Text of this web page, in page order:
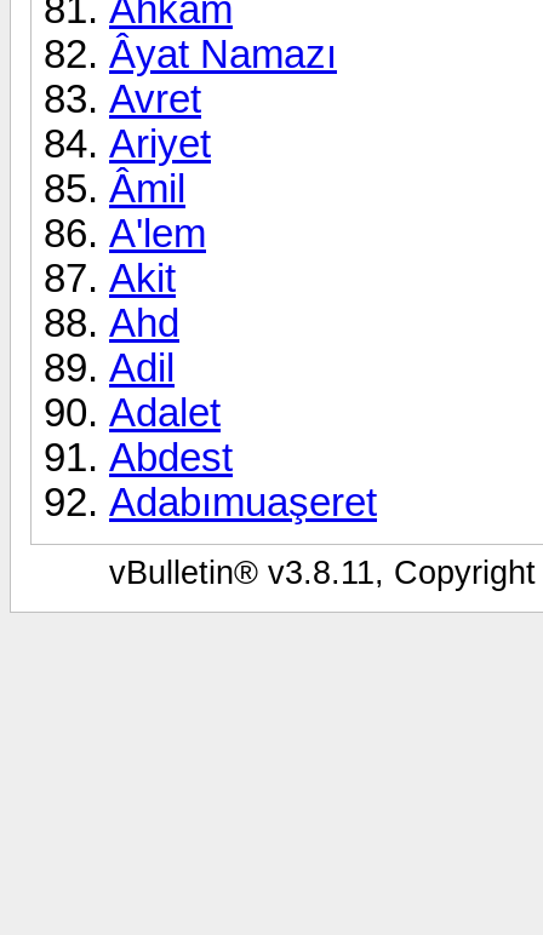
Ahkam
Âyat Namazı
Avret
Ariyet
Âmil
A'lem
Akit
Ahd
Adil
Adalet
Abdest
Adabımuaşeret
vBulletin® v3.8.11,